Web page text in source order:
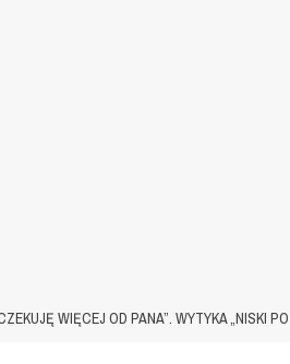
WIĘCEJ OD PANA”. WYTYKA „NISKI